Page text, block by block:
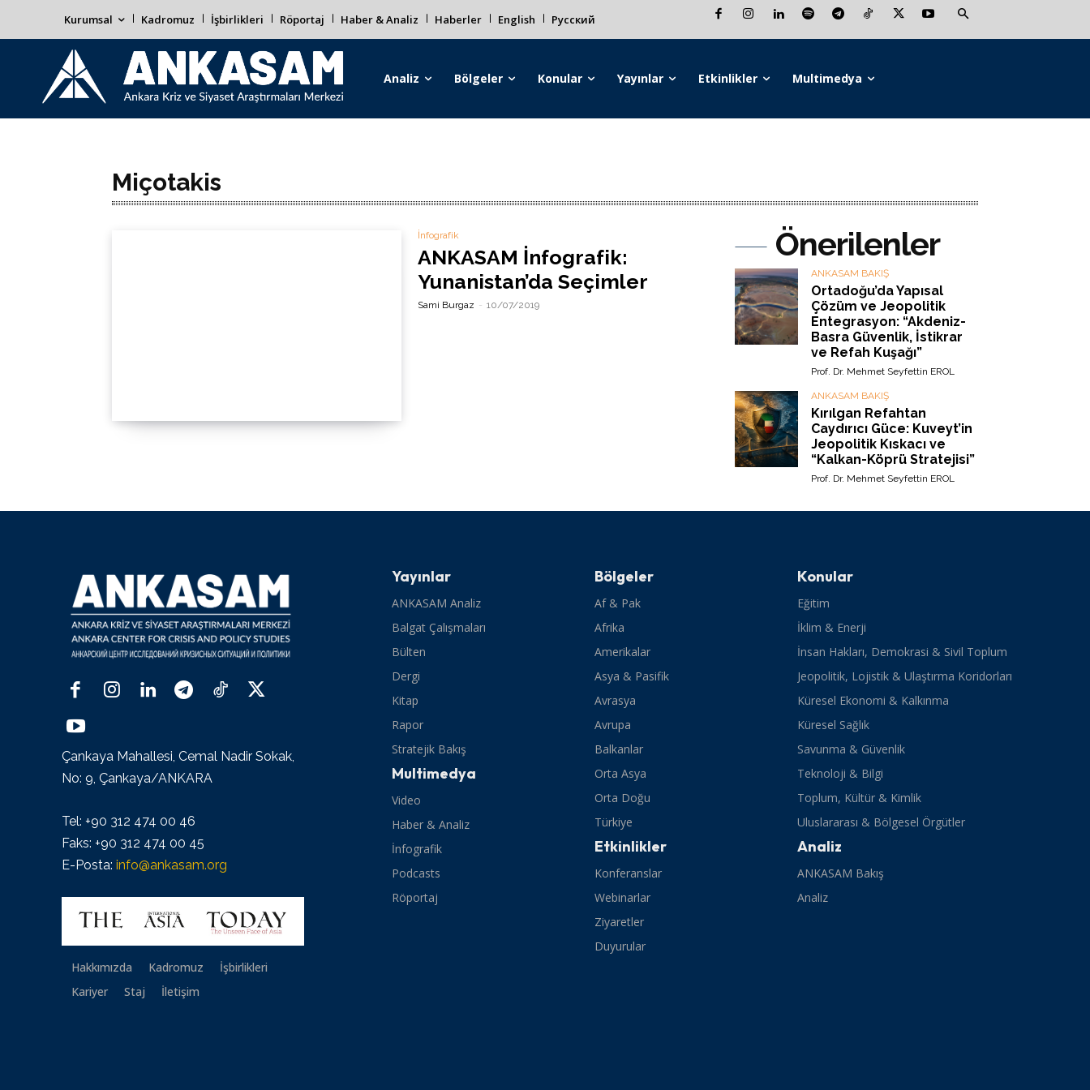
Kurumsal Kadromuz İşbirlikleri Röportaj Haber & Analiz Haberler English Русский
Analiz Bölgeler Konular Yayınlar Etkinlikler Multimedya
Miçotakis
İnfografik
ANKASAM İnfografik:
Yunanistan’da Seçimler
Sami Burgaz - 10/07/2019
Önerilenler
ANKASAM BAKIŞ
Ortadoğu’da Yapısal
Çözüm ve Jeopolitik
Entegrasyon: “Akdeniz-
Basra Güvenlik, İstikrar
ve Refah Kuşağı”
Prof. Dr. Mehmet Seyfettin EROL
ANKASAM BAKIŞ
Kırılgan Refahtan
Caydırıcı Güce: Kuveyt’in
Jeopolitik Kıskacı ve
“Kalkan-Köprü Stratejisi”
Prof. Dr. Mehmet Seyfettin EROL
Çankaya Mahallesi, Cemal Nadir Sokak,
No: 9, Çankaya/ANKARA
Tel: +90 312 474 00 46
Faks: +90 312 474 00 45
E-Posta: info@ankasam.org
Hakkımızda Kadromuz
İşbirlikleri
Kariyer
Staj İletişim
Yayınlar
ANKASAM Analiz
Balgat Çalışmaları
Bülten
Dergi
Kitap
Rapor
Stratejik Bakış
Multimedya
Video
Haber & Analiz
İnfografik
Podcasts
Röportaj
Bölgeler
Af & Pak
Afrika
Amerikalar
Asya & Pasifik
Avrasya
Avrupa
Balkanlar
Orta Asya
Orta Doğu
Türkiye
Etkinlikler
Konferanslar
Webinarlar
Ziyaretler
Duyurular
Konular
Eğitim
İklim & Enerji
İnsan Hakları, Demokrasi & Sivil Toplum
Jeopolitik, Lojistik & Ulaştırma Koridorları
Küresel Ekonomi & Kalkınma
Küresel Sağlık
Savunma & Güvenlik
Teknoloji & Bilgi
Toplum, Kültür & Kimlik
Uluslararası & Bölgesel Örgütler
Analiz
ANKASAM Bakış
Analiz